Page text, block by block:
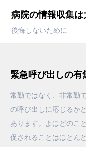
content
病院の情報収集は
後悔しないために
緊急呼び出しの有
常勤ではなく、非常勤
の呼び出しに応じるか
あります。よほどのこ
促されることはほとん